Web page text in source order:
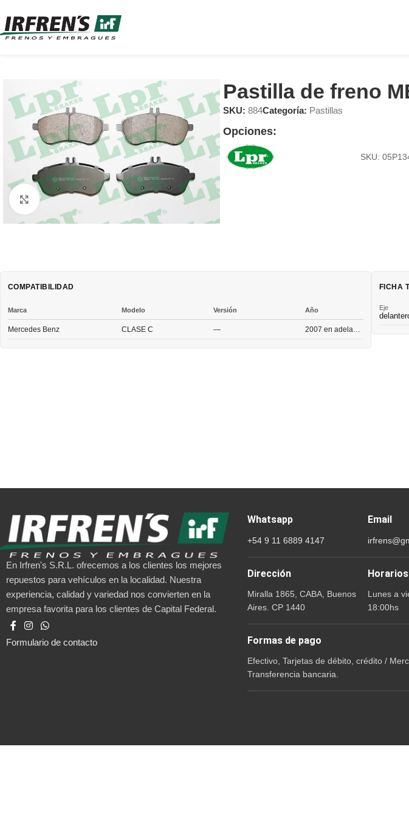
Clic para ampliar
Pastilla de freno
SKU: 884Categoría: Pastillas
Opciones:
SKU:
COMPATIBILIDAD
Marca Modelo Versión Año
Mercedes Benz CLASE C —
FICHA
Eje
En Irfren's S.R.L. ofrecemos a los clientes los mejores
repuestos para vehículos en la localidad. Nuestra
experiencia, calidad y variedad nos convierten en la
empresa favorita para los clientes de Capital Federal.
Formulario de contacto
Whatsapp
+54 9 11 6889 4147
Email
Dirección
Miralla 1865, CABA, Buenos
Aires. CP 1440
Lunes a
18:00hs
Formas de pago
Efectivo, Tarjetas de débito, crédito /
Transferencia bancaria.